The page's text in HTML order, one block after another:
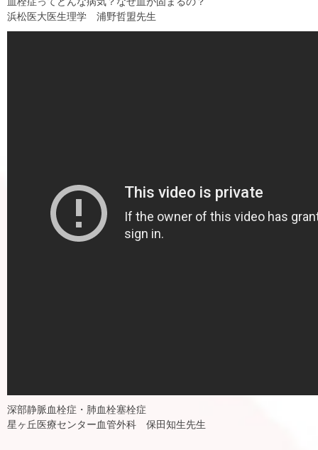
浜松医大医生理学 浦野哲盟先生
深部静脈血栓症・肺血栓塞栓症
星ヶ丘医療センター血管外科 保田知生先生